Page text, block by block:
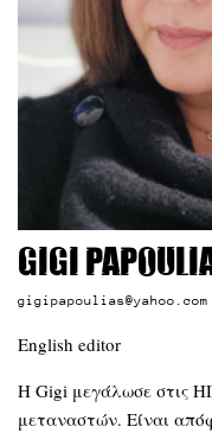
Gigi
gigipapoulias@yahoo.com
English editor
Η Gigi μεγάλωσε στις
μεταναστών. Είναι